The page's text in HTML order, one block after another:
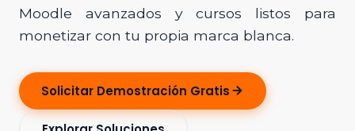
Moodle avanzados y cursos listos para
monetizar con tu propia marca blanca.
Solicitar Demostración Gratis